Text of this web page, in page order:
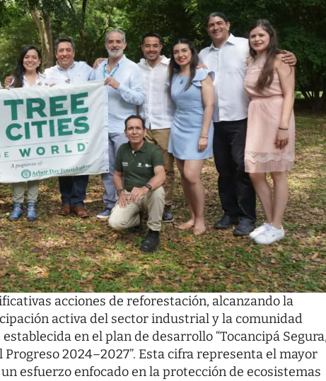
acciones de reforestación, alcanzando la
activa del sector industrial y la comunidad
en el plan de desarrollo “Tocancipá
2024–2027”. Esta cifra representa el mayor
esfuerzo enfocado en la protección de ecosistemas